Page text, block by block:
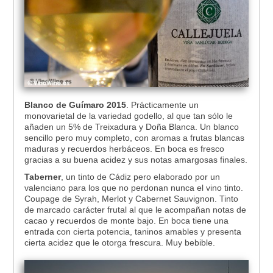
Blanco de Guímaro 2015. Prácticamente un
monovarietal de la variedad godello, al que tan sólo le
añaden un 5% de Treixadura y Doña Blanca. Un blanco
sencillo pero muy completo, con aromas a frutas blancas
maduras y recuerdos herbáceos. En boca es fresco
gracias a su buena acidez y sus notas amargosas finales.
Taberner, un tinto de Cádiz pero elaborado por un
valenciano para los que no perdonan nunca el vino tinto.
Coupage de Syrah, Merlot y Cabernet Sauvignon. Tinto
de marcado carácter frutal al que le acompañan notas de
cacao y recuerdos de monte bajo. En boca tiene una
entrada con cierta potencia, taninos amables y presenta
cierta acidez que le otorga frescura. Muy bebible.